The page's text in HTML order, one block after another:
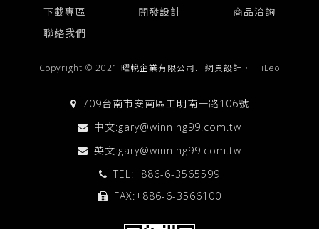
下載專區
開發設計
商品洽詢
聯絡我們
Copyright © 2021 曜輗企業有限公司. 網頁設計 ‧ iLeo
709台南市安南區工明南一路106號
中文:gary@winning99.com.tw
英文:gary@winning99.com.tw
TEL:+886-6-3565599
FAX:+886-6-3566100